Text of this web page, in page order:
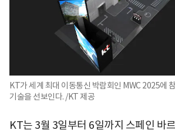
KT가 세계 최대 이동통신 박람회인 MWC 2025에
기술을 선보인다. /KT 제공
KT는 3월 3일부터 6일까지 스페인 바